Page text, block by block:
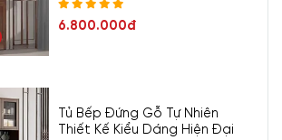
6.800.000đ
Tủ Bếp Đứng Gỗ Tự Nhiên
Thiết Kế Kiểu Dáng Hiện Đại